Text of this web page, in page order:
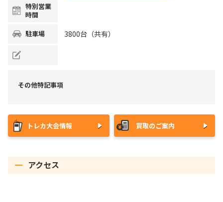
木曜日
金曜日
特別営業
時間
駐車場 3800台（共有）
その他特記事項
トレカ大会情報 買取のご案内
アクセス